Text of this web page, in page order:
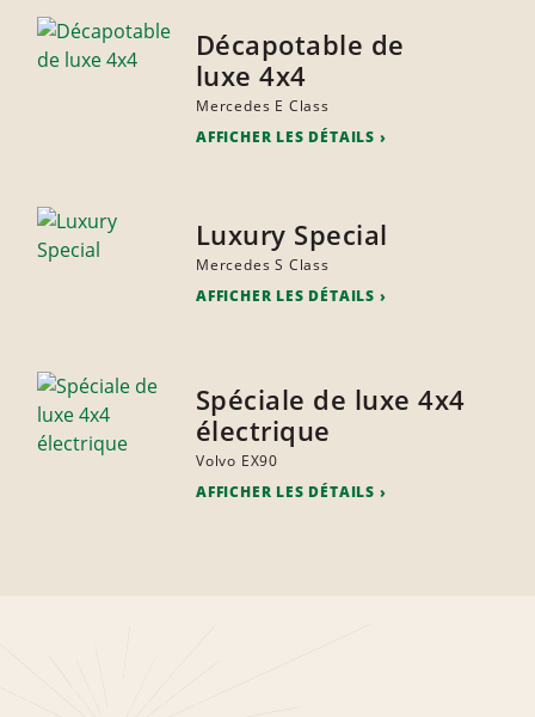
Décapotable de
luxe 4x4
Mercedes E Class
AFFICHER LES DÉTAILS
Luxury Special
Mercedes S Class
AFFICHER LES DÉTAILS
Spéciale de luxe 4x4
électrique
Volvo EX90
AFFICHER LES DÉTAILS